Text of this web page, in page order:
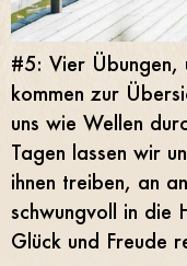
#5: Vier Übungen,
kommen zur
uns wie Wellen
Tagen lassen wir
ihnen treiben, an
schwungvoll in die
Glück und Freude